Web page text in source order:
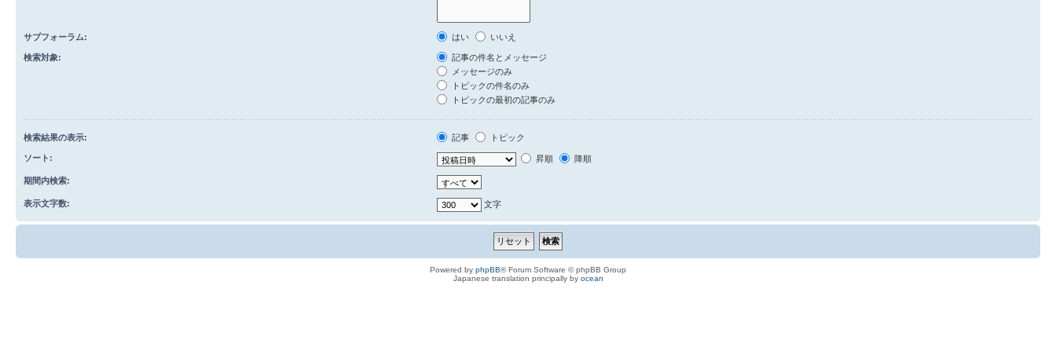
サブフォーラム: はい いいえ
検索対象:
記事の件名とメッセージ
メッセージのみ
トピックの件名のみ
トピックの最初の記事のみ
検索結果の表示: 記事 トピック
ソート: 昇順 降順
期間内検索:
表示文字数: 文字
Powered by phpBB® Forum Software © phpBB Group
Japanese translation principally by ocean